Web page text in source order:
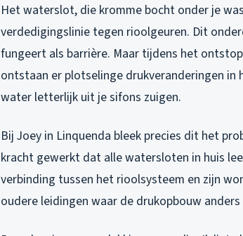
Het waterslot, die kromme bocht onder je
verdedigingslinie tegen rioolgeuren. Dit
fungeert als barrière. Maar tijdens het
ontstaan er plotselinge drukveranderingen in
water letterlijk uit je sifons zuigen.
Bij Joey in Linquenda bleek precies dit het
kracht gewerkt dat alle watersloten in huis
verbinding tussen het rioolsysteem en zijn
oudere leidingen waar de drukopbouw